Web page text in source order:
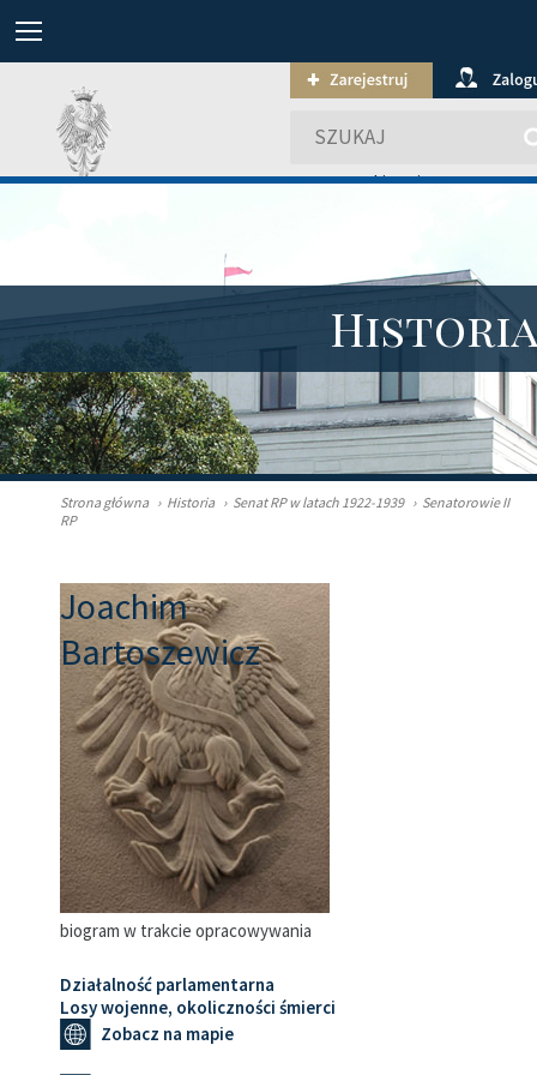
wyszukiwanie
Strona główna › Historia › Senat RP w latach 1922-1939 › Senatorowie II
RP
Joachim
Bartoszewicz
biogram w trakcie opracowywania
Działalność parlamentarna
Losy wojenne, okoliczności śmierci
Zobacz na mapie